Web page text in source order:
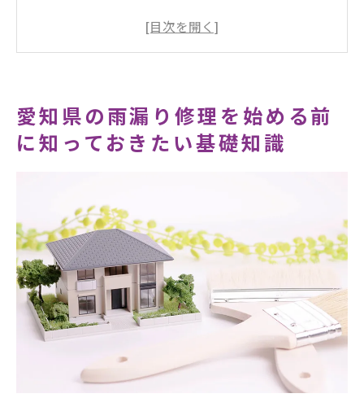
愛知県の気候が雨漏りに与える影響とは
応
DIYでできる簡単な雨漏りチェック方法
修理の流れ
雨漏りの原因を徹底解析愛知県でよく見られる
ケースとは
屋根の劣化による雨漏りの原因と対策
壁や窓枠からの雨漏りの原因と修理方法
排水設備の不具合が引き起こす雨漏りのケ
ース
愛知県の雨漏り修理を始める前
に知っておきたい基礎知識